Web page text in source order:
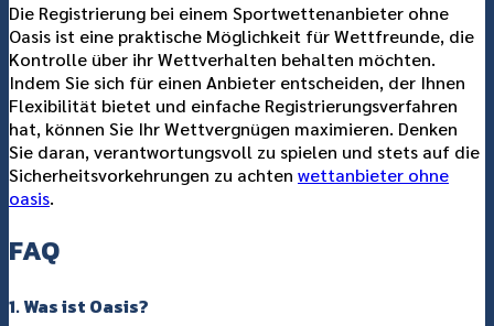
Die Registrierung bei einem Sportwettenanbieter ohne
Oasis ist eine praktische Möglichkeit für Wettfreunde, die
Kontrolle über ihr Wettverhalten behalten möchten.
Indem Sie sich für einen Anbieter entscheiden, der Ihnen
Flexibilität bietet und einfache Registrierungsverfahren
hat, können Sie Ihr Wettvergnügen maximieren. Denken
Sie daran, verantwortungsvoll zu spielen und stets auf die
Sicherheitsvorkehrungen zu achten wettanbieter ohne
oasis.
FAQ
1. Was ist Oasis?